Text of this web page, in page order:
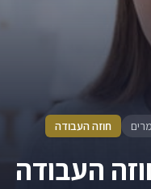
חוזה העבודה
העבודה